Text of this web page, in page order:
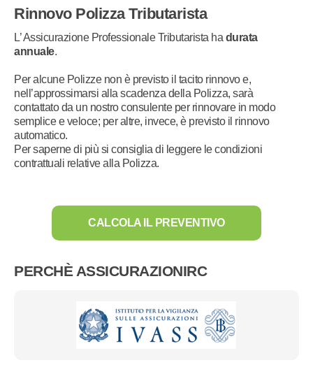
Rinnovo Polizza Tributarista
L’ Assicurazione Professionale Tributarista ha durata
annuale.
Per alcune Polizze non è previsto il tacito rinnovo e,
nell’approssimarsi alla scadenza della Polizza, sarà
contattato da un nostro consulente per rinnovare in modo
semplice e veloce; per altre, invece, è previsto il rinnovo
automatico.
Per saperne di più si consiglia di leggere le condizioni
contrattuali relative alla Polizza.
CALCOLA IL PREVENTIVO
PERCHÈ ASSICURAZIONIRC